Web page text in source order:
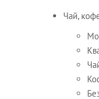
Чай,